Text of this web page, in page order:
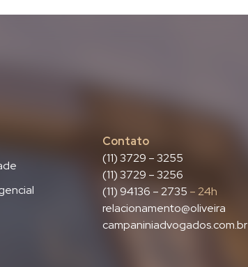
Contato
(11) 3729 – 3255
(11) 3729 – 3256
(11) 94136 – 2735 – 24h
relacionamento@oliveira
campaniniadvogados.com.br